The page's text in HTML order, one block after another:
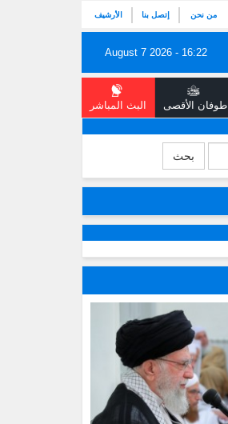
من نحن إتصل بنا الأرشيف
August 7 2026 - 16:22
طوفان الأقصى البث المباشر
بحث